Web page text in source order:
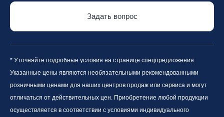
Задать вопрос
* Уточняйте подробные условия на странице спецпредложения.
Указанные цены являются необязательными рекомендованными
розничными ценами для наших центров продаж или сервиса и могут
отличаться от действительных цен. Приобретение любой продукции
осуществляется в соответствии с условиями индивидуального